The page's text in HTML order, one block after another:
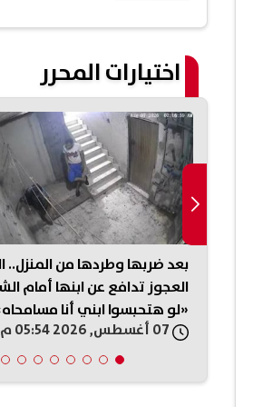
اختيارات المحرر
بعد ضربها وطردها من المنزل..
العجوز تدافع عن ابنها أمام
«لو هتحبسوا ابني أنا